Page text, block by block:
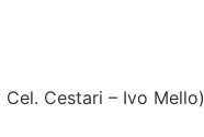
Cestari – Ivo Mello)